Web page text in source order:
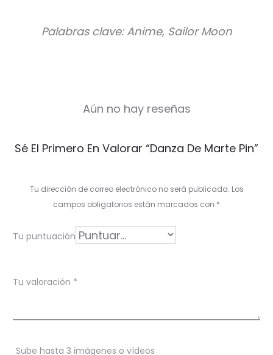
Palabras clave: Anime, Sailor Moon
V
a
r
i
o
Aún no hay reseñas
Sé El Primero En Valorar “Danza De Marte Pin”
Tu dirección de correo electrónico no será publicada. Los
campos obligatorios están marcados con *
Tu puntuación
Tu valoración *
Sube hasta 3 imágenes o vídeos